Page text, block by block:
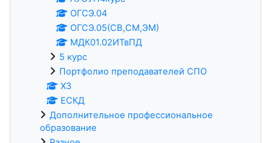
ОГСЭ.04
ОГСЭ.05(СВ,СМ,ЭМ)
МДК01.02ИТвПД
5 курс
Портфолио преподавателей СПО
ХЗ
ЕСКД
Дополнительное профессиональное
образование